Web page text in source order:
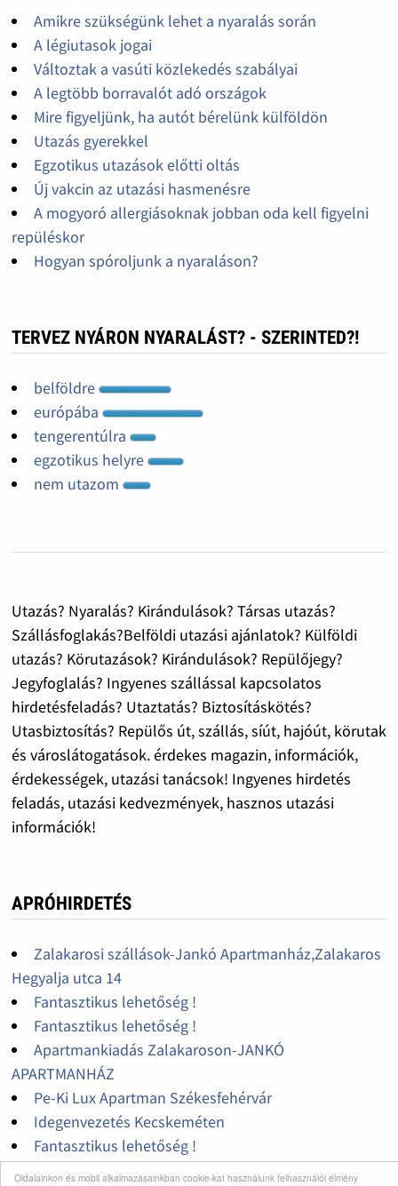
Oldalainkon és mobil alkalmazásainkban cookie-kat használunk felhasználói élmény
Amikre szükségünk lehet a nyaralás során
A légiutasok jogai
Változtak a vasúti közlekedés szabályai
A legtöbb borravalót adó országok
Mire figyeljünk, ha autót bérelünk külföldön
Utazás gyerekkel
Egzotikus utazások előtti oltás
Új vakcin az utazási hasmenésre
A mogyoró allergiásoknak jobban oda kell figyelni
repüléskor
Hogyan spóroljunk a nyaraláson?
TERVEZ NYÁRON NYARALÁST? - SZERINTED?!
belföldre
európába
tengerentúlra
egzotikus helyre
nem utazom
Utazás? Nyaralás? Kirándulások? Társas utazás?
Szállásfoglakás?Belföldi utazási ajánlatok? Külföldi
utazás? Körutazások? Kirándulások? Repülőjegy?
Jegyfoglalás? Ingyenes szállással kapcsolatos
hirdetésfeladás? Utaztatás? Biztosításkötés?
Utasbiztosítás? Repülős út, szállás, síút, hajóút, körutak
és városlátogatások. érdekes magazin, információk,
érdekességek, utazási tanácsok! Ingyenes hirdetés
feladás, utazási kedvezmények, hasznos utazási
információk!
APRÓHIRDETÉS
Zalakarosi szállások-Jankó Apartmanház,Zalakaros
Hegyalja utca 14
Fantasztikus lehetőség !
Fantasztikus lehetőség !
Apartmankiadás Zalakaroson-JANKÓ
APARTMANHÁZ
Pe-Ki Lux Apartman Székesfehérvár
Idegenvezetés Kecskeméten
Fantasztikus lehetőség !
Ősszel is kedvezményesen!